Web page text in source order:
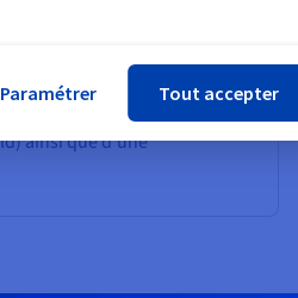
réseau par projet, d'un
et de nouvelle génération
ainsi que d'une
Paramétrer Tout accepter